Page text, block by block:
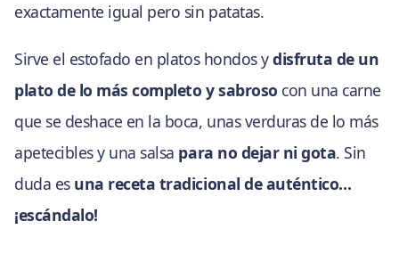
exactamente igual pero sin patatas.
Sirve el estofado en platos hondos ydisfruta de un
plato de lo más completo y sabroso con una carne
que se deshace en la boca, unas verduras de lo más
apetecibles y una salsa para no dejar ni gota. Sin
duda es una receta tradicional de auténtico…
¡escándalo!